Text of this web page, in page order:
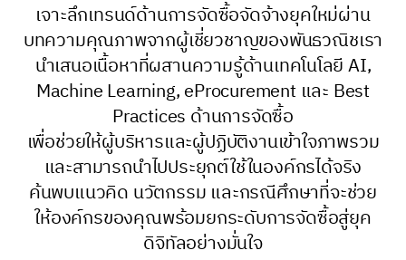
เจาะลึกเทรนด์ด้านการจัดซื้อจัดจ้างยุคใหม่ผ่าน
บทความคุณภาพจากผู้เชี่ยวชาญของพันธวณิชเรา
นำเสนอเนื้อหาที่ผสานความรู้ด้านเทคโนโลยี AI,
Machine Learning, eProcurement และ Best
Practices ด้านการจัดซื้อ
เพื่อช่วยให้ผู้บริหารและผู้ปฏิบัติงานเข้าใจภาพรวม
และสามารถนำไปประยุกต์ใช้ในองค์กรได้จริง
ค้นพบแนวคิด นวัตกรรม และกรณีศึกษาที่จะช่วย
ให้องค์กรของคุณพร้อมยกระดับการจัดซื้อสู่ยุค
ดิจิทัลอย่างมั่นใจ